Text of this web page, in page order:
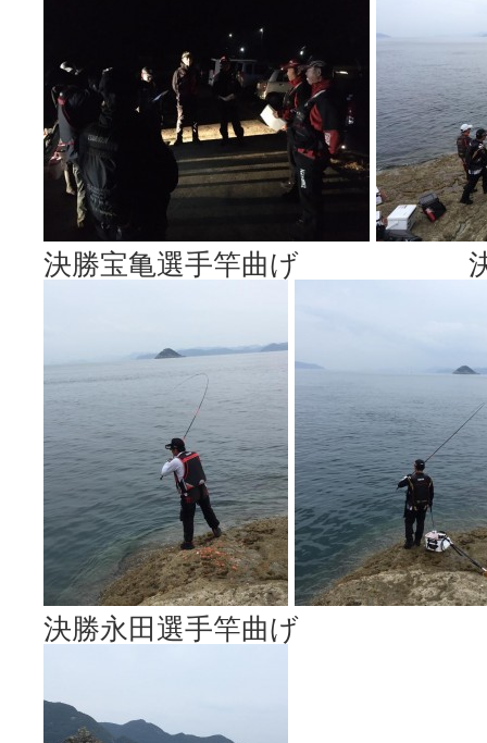
決勝宝亀選手竿曲げ 決勝
決勝永田選手竿曲げ